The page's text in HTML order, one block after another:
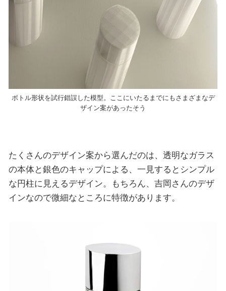
ボトル形状を試行錯誤した模型。ここにいたるまでにもさまざまなデ
ザイン案があったそう
たくさんのデザイン案から選んだのは、透明なガラス
の本体と銀色のキャップによる、一見するとシンプル
な円柱に見えるデザイン。もちろん、吉岡さんのデザ
インなので微細なところに特徴があります。